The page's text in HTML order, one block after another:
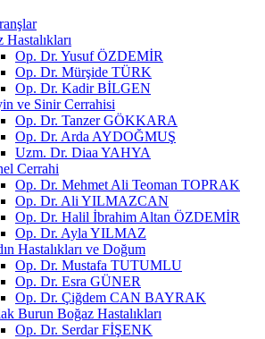
Hastalıkları
Op. Dr. Yusuf ÖZDEMİR
Op. Dr. Mürşide TÜRK
Op. Dr. Kadir BİLGEN
ve Sinir Cerrahisi
Op. Dr. Tanzer GÖKKARA
Op. Dr. Arda AYDOĞMUŞ
Uzm. Dr. Diaa YAHYA
Cerrahi
Op. Dr. Mehmet Ali Teoman TOPRAK
Op. Dr. Ali YILMAZCAN
Op. Dr. Halil İbrahim Altan ÖZDEMİR
Op. Dr. Ayla YILMAZ
Hastalıkları ve Doğum
Op. Dr. Mustafa TUTUMLU
Op. Dr. Esra GÜNER
Op. Dr. Çiğdem CAN BAYRAK
Burun Boğaz Hastalıkları
Op. Dr. Serdar FİŞENK